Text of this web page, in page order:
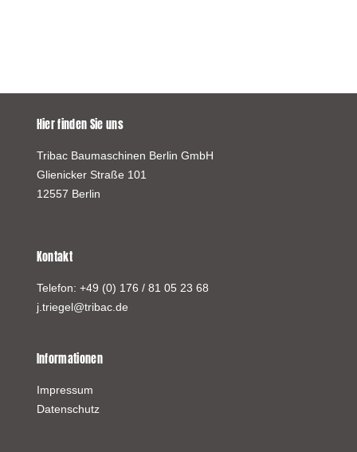
Hier finden Sie uns
Tribac Baumaschinen Berlin GmbH
Glienicker Straße 101
12557 Berlin
Kontakt
Telefon: +49 (0) 176 / 81 05 23 68
j.triegel@tribac.de
Informationen
Impressum
Datenschutz